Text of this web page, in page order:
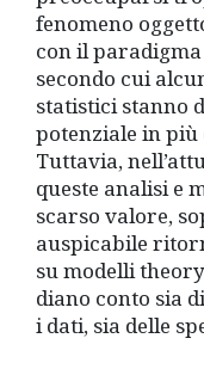
fenomeno
con il
secondo cui
statistici stanno
potenziale in
Tuttavia,
queste analisi e
scarso valore,
auspicabile
su modelli
diano conto sia
i dati, sia delle